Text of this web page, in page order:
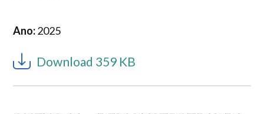
Ano:2025
Download 359 KB